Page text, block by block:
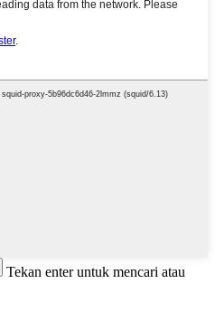
Tekan enter untuk mencari atau